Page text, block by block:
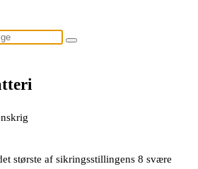
største af sikringsstillingens 8 svære